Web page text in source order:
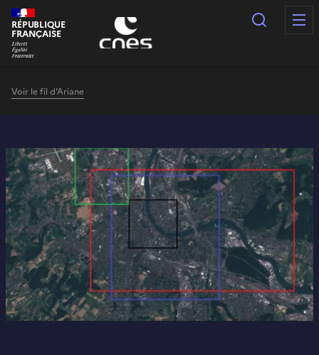
Panneau de gestion des cookies
RÉPUBLIQUE
FRANÇAISE
Voir le fil d'Ariane